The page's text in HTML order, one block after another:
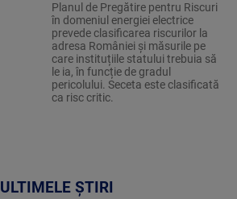
Planul de Pregătire pentru Riscuri
în domeniul energiei electrice
prevede clasificarea riscurilor la
adresa României și măsurile pe
care instituțiile statului trebuia să
le ia, în funcție de gradul
pericolului. Seceta este clasificată
ca risc critic.
ULTIMELE ȘTIRI